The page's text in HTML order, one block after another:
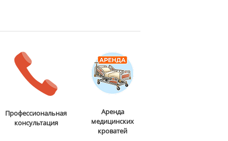
Профессиональная
консультация
Аренда
медицинских
кроватей